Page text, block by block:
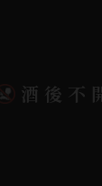
酒後不